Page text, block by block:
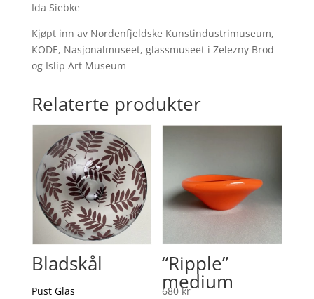
Ida Siebke
Kjøpt inn av Nordenfjeldske Kunstindustrimuseum,
KODE, Nasjonalmuseet, glassmuseet i Zelezny Brod
og Islip Art Museum
Relaterte produkter
Bladskål
Pust Glas
“Ripple”
medium
680kr